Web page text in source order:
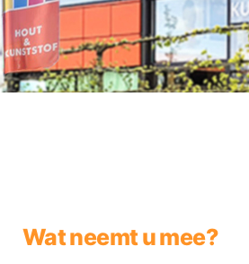
Wat neemt u mee?